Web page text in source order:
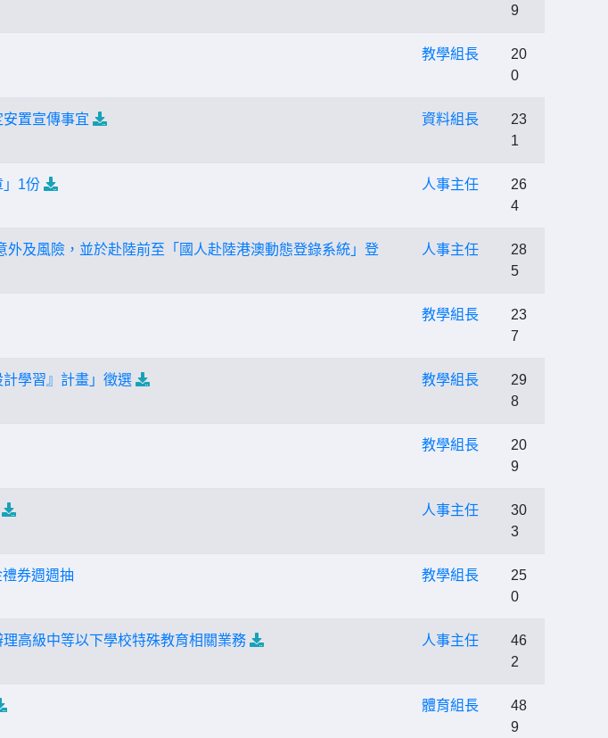
9
教學組長
20
0
置宣傳事宜 資料組長
23
1
」1份 人事主任
26
4
及風險，並於赴陸前至「國人赴陸港澳動態登錄系統」登
人事主任
28
5
教學組長
23
7
學習』計畫」徵選 教學組長
29
8
教學組長
20
9
人事主任
30
3
券週週抽 教學組長
25
0
高級中等以下學校特殊教育相關業務 人事主任
46
2
體育組長
48
9